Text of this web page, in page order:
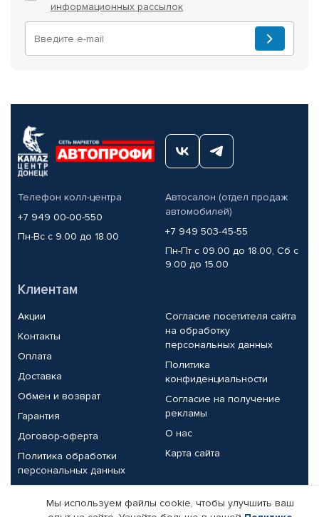
информационных рассылок
Телефон колл-центра
+7 949 00-00-550
Пн-Вс с 9.00 до 18.00
Автосалон (отдел продаж
автомобилей)
+7 949 503-45-55
Пн-Пт с 09.00 до 18.00, Сб с
9.00 до 15.00
Клиентам
Акции
Контакты
Оплата
Доставка
Обмен и возврат
Гарантия
Договор-оферта
Политика обработки
персональных данных
Согласие посетителя сайта
на обработку
персональных данных
Политика
конфиденциальности
Согласие на получение
рекламы
О нас
Карта сайта
Партнерам
Мы используем файлы cookie, чтобы улучшить ваш